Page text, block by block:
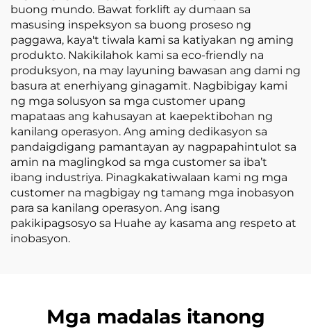
buong mundo. Bawat forklift ay dumaan sa
masusing inspeksyon sa buong proseso ng
paggawa, kaya't tiwala kami sa katiyakan ng aming
produkto. Nakikilahok kami sa eco-friendly na
produksyon, na may layuning bawasan ang dami ng
basura at enerhiyang ginagamit. Nagbibigay kami
ng mga solusyon sa mga customer upang
mapataas ang kahusayan at kaepektibohan ng
kanilang operasyon. Ang aming dedikasyon sa
pandaigdigang pamantayan ay nagpapahintulot sa
amin na maglingkod sa mga customer sa iba’t
ibang industriya. Pinagkakatiwalaan kami ng mga
customer na magbigay ng tamang mga inobasyon
para sa kanilang operasyon. Ang isang
pakikipagsosyo sa Huahe ay kasama ang respeto at
inobasyon.
Mga madalas itanong